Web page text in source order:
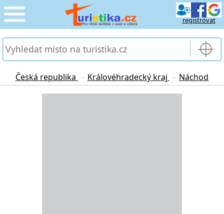
registrovat
CESTOVÁNÍ
SLUŽBY & DOPRAVA
PRO TURISTY
Česká republika > Královéhradecký kraj > Náchod